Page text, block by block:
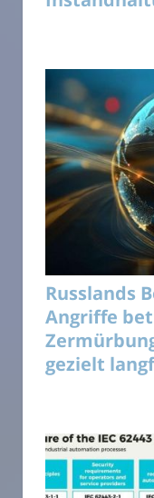
Russlands
Angriffe
gezielt